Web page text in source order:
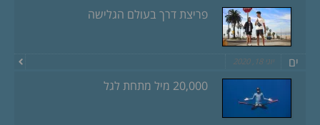
פריצת דרך בעולם הגלישה
ים יוני 18, 2020
20,000 מיל מתחת לגל